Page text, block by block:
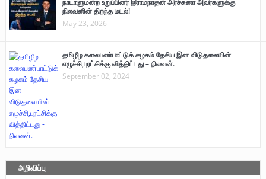
நாடாளுமன்ற உறுப்பினர் இராமநாதன் அர்ச்சுனா அவர்களுக்கு
நிலவனின் திறந்த மடல்!
May 23, 2026
தமிழீழ கலைபண்பாட்டுக் கழகம் தேசிய இன விடுதலையின்
எழுச்சி,புரட்சிக்கு வித்திட்டது – நிலவன்.
September 02, 2024
அறிவிப்பு